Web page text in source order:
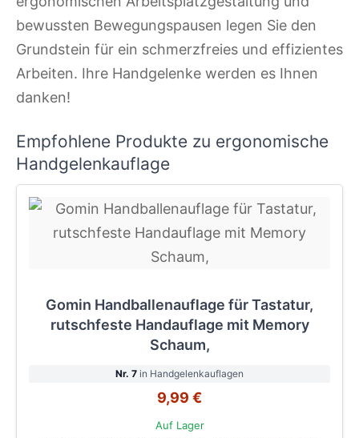
bewussten Bewegungspausen legen Sie den
Grundstein für ein schmerzfreies und effizientes
Arbeiten. Ihre Handgelenke werden es Ihnen
danken!
Empfohlene Produkte zu ergonomische
Handgelenkauflage
Gomin Handballenauflage für Tastatur,
rutschfeste Handauflage mit Memory
Schaum,
Nr. 7 in Handgelenkauflagen
9,99 €
Auf Lager